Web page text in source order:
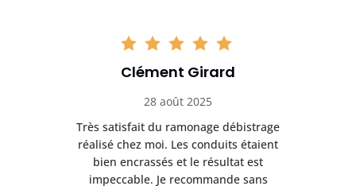
Clément Girard
28 août 2025
Très satisfait du ramonage débistrage
réalisé chez moi. Les conduits étaient
bien encrassés et le résultat est
impeccable. Je recommande sans